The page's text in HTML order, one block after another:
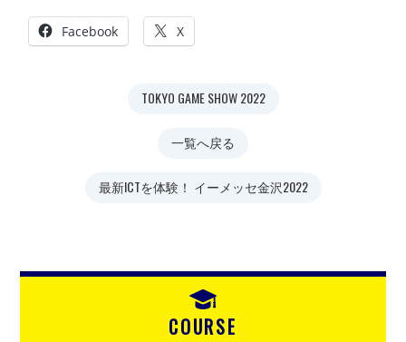
Facebook X
TOKYO GAME SHOW 2022
一覧へ戻る
最新ICTを体験！ イーメッセ金沢2022
COURSE